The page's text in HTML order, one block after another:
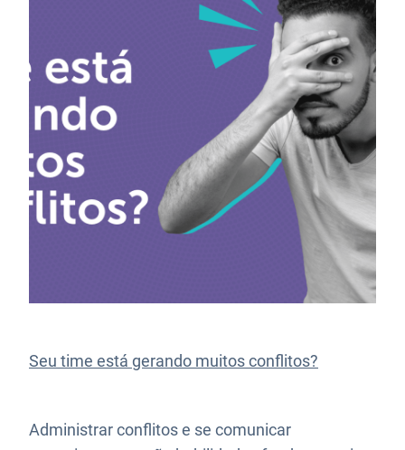
Seu time está gerando muitos conflitos?
Administrar conflitos e se comunicar